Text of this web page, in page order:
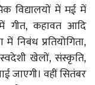
विद्यालयों में मई में
गीत, कहावत आदि
निबंध प्रतियोगिता,
खेलों, संस्कृति,
जाएगी। वहीं सितंबर